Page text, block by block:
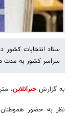
سراسر کشور به مدت دو
به گزارشخبرآنلاین،
نظر به حضور